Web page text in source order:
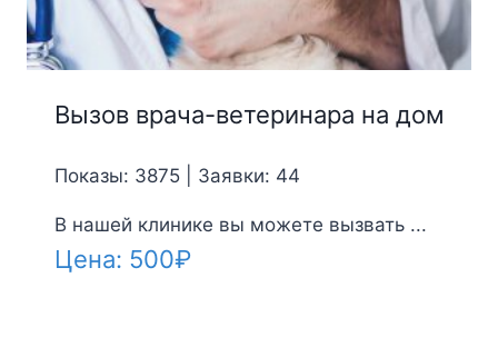
Вызов врача-ветеринара на дом
Показы: 3875 | Заявки: 44
В нашей клинике вы можете вызвать ...
Цена: 500₽